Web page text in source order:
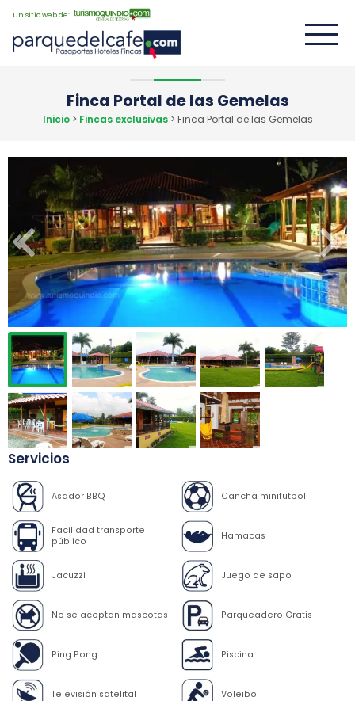
Un sitio web de:
Finca Portal de las Gemelas
Inicio> Fincas exclusivas> Finca Portal de las Gemelas
Servicios
Asador BBQ Cancha minifutbol
Facilidad transporte
público
Hamacas
Jacuzzi Juego de sapo
No se aceptan mascotas Parqueadero Gratis
Ping Pong Piscina
Televisión satelital Voleibol